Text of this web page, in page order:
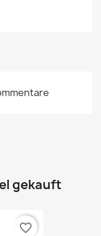
gekauft
favorite_border